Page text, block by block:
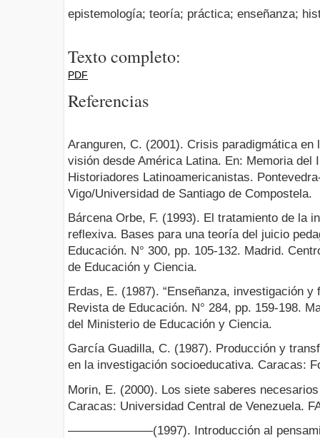
epistemología; teoría; práctica; enseñanza;
Texto completo:
PDF
Referencias
Aranguren, C. (2001). Crisis paradigmática en
visión desde América Latina. En: Memoria del
Historiadores Latinoamericanistas.
Vigo/Universidad de Santiago de Compostela.
Bárcena Orbe, F. (1993). El tratamiento de la
reflexiva. Bases para una teoría del juicio
Educación. N° 300, pp. 105-132. Madrid.
de Educación y Ciencia.
Erdas, E. (1987). “Enseñanza, investigación y
Revista de Educación. N° 284, pp. 159-198.
del Ministerio de Educación y Ciencia.
García Guadilla, C. (1987). Producción y
en la investigación socioeducativa. Caracas:
Morin, E. (2000). Los siete saberes
Caracas: Universidad Central de Venezuela.
———————(1997). Introducción al